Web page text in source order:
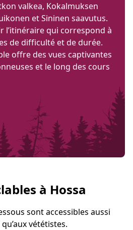
valkea, Kokalmuksen
et Sininen saavutus.
l’itinéraire qui correspond à
de difficulté et de durée.
offre des vues captivantes
et le long des cours
à Hossa
sont accessibles aussi
vététistes.